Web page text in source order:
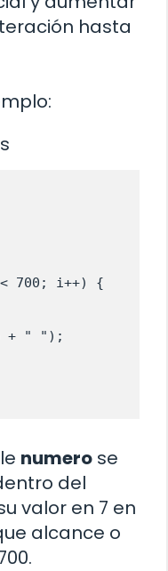
hasta
700; i++) {
+ " ");
numero se
del
valor en 7 en
alcance o